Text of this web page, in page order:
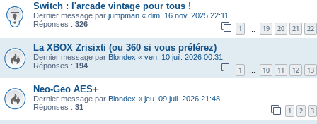
Switch : l'arcade vintage pour tous !
Dernier message par jumpman « dim. 16 nov. 2025 22:11
Réponses : 326 1 19 20 21 22
La XBOX Zrisixti (ou 360 si vous préférez)
Dernier message par Blondex « ven. 10 juil. 2026 00:31
Réponses : 194 1 … 10 11 12 13
Neo-Geo AES+
Dernier message par Blondex « jeu. 09 juil. 2026 21:48
Réponses : 31 1 2 3